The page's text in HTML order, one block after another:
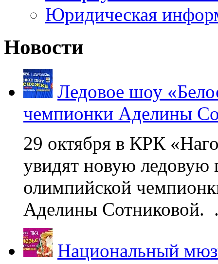
Юридическая
Новости
Ледовое шоу
чемпионки Аделины
29 октября в КРК
увидят новую ледовую
олимпийской
Аделины Сотниковой.
Национальный